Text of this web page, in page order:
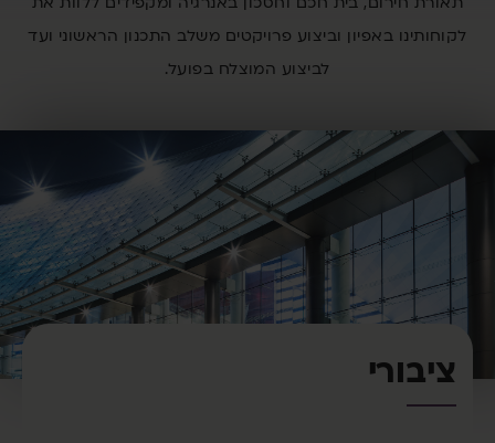
לקוחותינו באפיון וביצוע פרויקטים משלב התכנון הראשוני ועד
לביצוע המוצלח בפועל.
ציבורי